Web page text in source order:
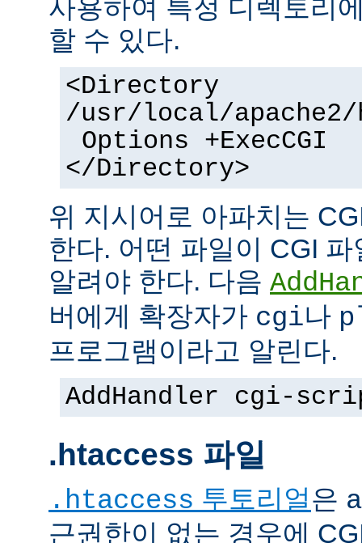
사용하여 특정 디렉토리
할 수 있다.
<Directory
/usr/local/apache2/
Options +ExecCGI
</Directory>
위 지시어로 아파치는
한다. 어떤 파일이 CGI
알려야 한다. 다음
버에게 확장자가 cgi나
프로그램이라고 알린다.
AddHandler cgi-
.htaccess 파일
.htaccess 투토리얼은
근권한이 없는 경우에